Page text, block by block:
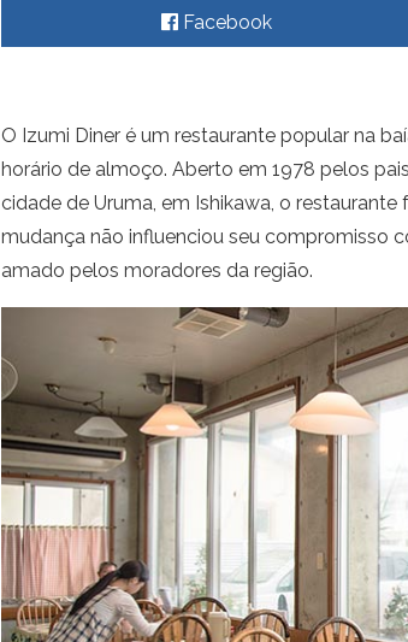
Facebook
O Izumi Diner é um restaurante popular na
horário de almoço. Aberto em 1978 pelos
cidade de Uruma, em Ishikawa, o
mudança não influenciou seu compromisso
amado pelos moradores da região.